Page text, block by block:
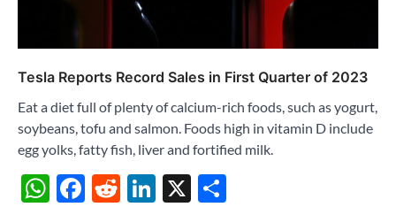
Tesla Reports Record Sales in First Quarter of 2023
Eat a diet full of plenty of calcium-rich foods, such as yogurt,
soybeans, tofu and salmon. Foods high in vitamin D include
egg yolks, fatty fish, liver and fortified milk.
WhatsApp
Facebook
RedditLinkedIn
X